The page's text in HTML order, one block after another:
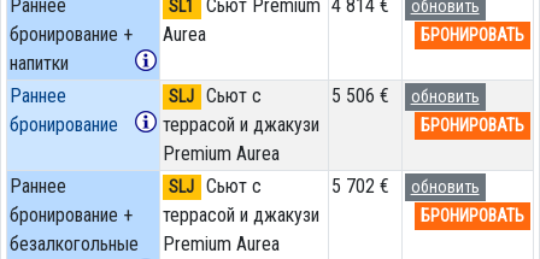
Раннее
бронирование +
напитки
SL1
Сьют Premium
Aurea
4 814 €
обновить
БРОНИРОВАТЬ
Раннее
бронирование
SLJ
Сьют с
террасой и джакузи
Premium Aurea
5 506 €
обновить
БРОНИРОВАТЬ
Раннее
бронирование +
безалкогольные
SLJ
Сьют с
террасой и джакузи
Premium Aurea
5 702 €
обновить
БРОНИРОВАТЬ